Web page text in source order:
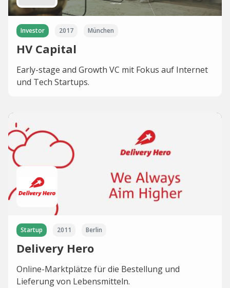
Investor 2017 München
HV Capital
Early-stage and Growth VC mit Fokus auf Internet
und Tech Startups.
Startup 2011 Berlin
Delivery Hero
Online-Marktplätze für die Bestellung und
Lieferung von Lebensmitteln.